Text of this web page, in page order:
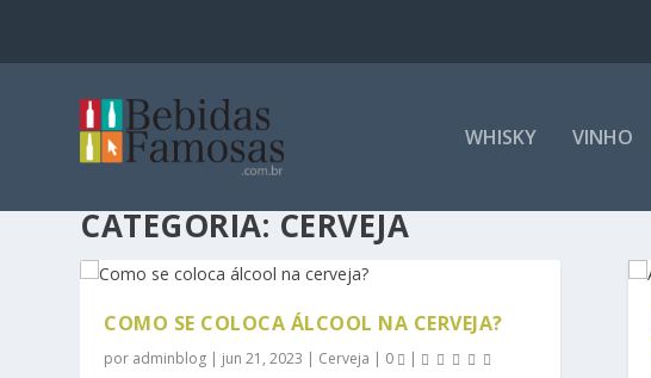
WHISKY VINHO
CATEGORIA:CERVEJA
COMO SE COLOCA ÁLCOOL NA CERVEJA?
por adminblog | jun 21, 2023 | Cerveja | 0 |